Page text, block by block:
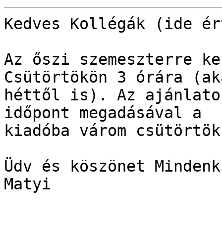
Kedves Kollégák (ide
Az őszi szemeszterre
Csütörtökön 3 órára
héttől is). Az
időpont megadásával a
kiadóba várom
Üdv és köszönet
Matyi